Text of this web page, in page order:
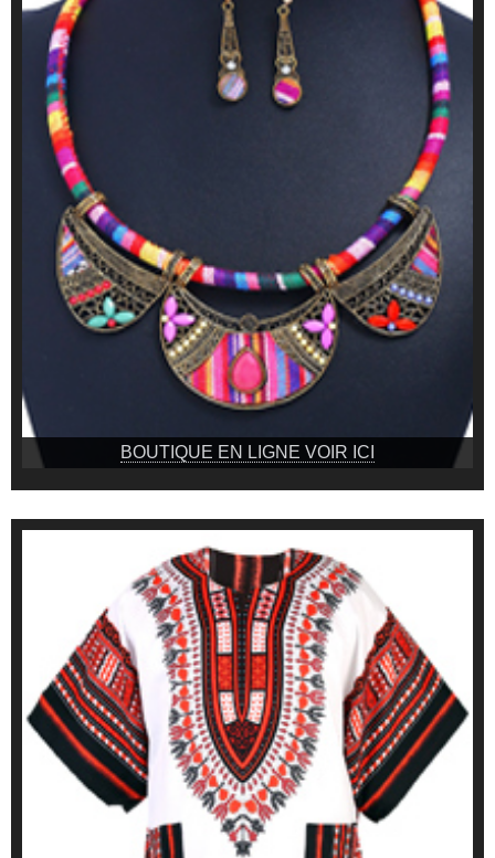
BOUTIQUE EN LIGNE VOIR ICI